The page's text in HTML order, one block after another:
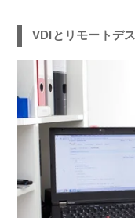
VDIとリモートデ